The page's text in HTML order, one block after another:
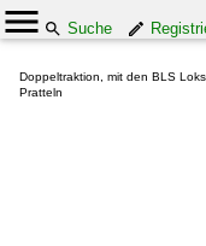
Suche
Doppeltraktion, mit den BLS
Pratteln